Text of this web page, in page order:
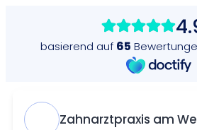
basierend auf 65
Zahnarztpraxis am